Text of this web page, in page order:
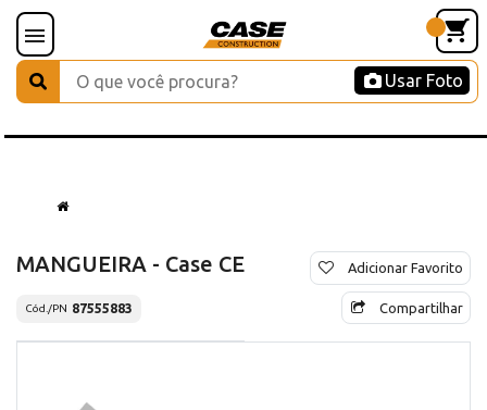
Usar Foto
MANGUEIRA - Case CE
Cód./PN 87555883
Adicionar Favorito
Compartilhar